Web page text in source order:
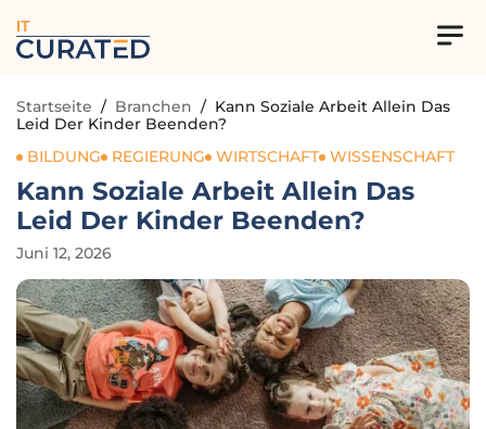
IT
Startseite / Branchen / Kann Soziale Arbeit Allein Das
Leid Der Kinder Beenden?
BILDUNG
REGIERUNG WIRTSCHAFT WISSENSCHAFT
Kann Soziale Arbeit Allein Das
Leid Der Kinder Beenden?
Juni 12, 2026